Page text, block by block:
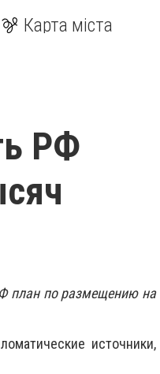
Карта міста
РФ
план по размещению на
источники,